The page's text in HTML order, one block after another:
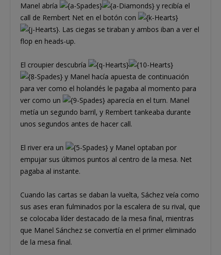
Manel abría
y recibía el
call de Rembert Net en el botón con
. Las ciegas se tiraban y ambos iban a ver el
flop en heads-up.
El croupier descubría
y Manel hacía apuesta de continuación
para ver como el holandés le pagaba al momento para
ver como un
aparecía en el turn. Manel
metía un segundo barril, y Rembert tankeaba durante
unos segundos antes de hacer call.
El river era un
y Manel optaban por
empujar sus últimos puntos al centro de la mesa. Net
pagaba al instante.
Cuando las cartas se daban la vuelta, Sáchez veía como
sus ases eran fulminados por la escalera de su rival, que
se colocaba líder destacado de la mesa final, mientras
que Manel Sánchez se convertía en el primer eliminado
de la mesa final.